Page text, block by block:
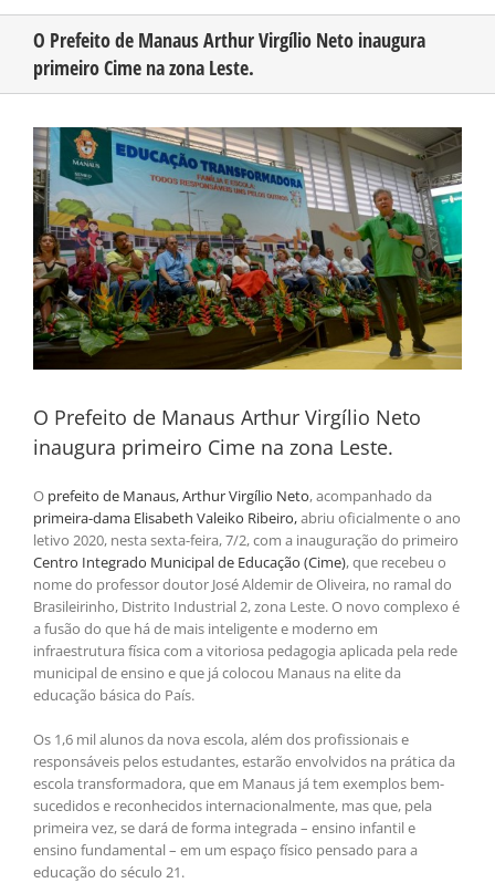
CONHEÇA O AMAZONAS
PUBLICIDADE
CONTATO
O Prefeito de Manaus Arthur Virgílio Neto inaugura
primeiro Cime na zona Leste.
View
Larger
Image
O Prefeito de Manaus Arthur Virgílio Neto
inaugura primeiro Cime na zona Leste.
O prefeito de Manaus, Arthur Virgílio Neto, acompanhado da
primeira-dama Elisabeth Valeiko Ribeiro,abriu oficialmente o ano
letivo 2020, nesta sexta-feira, 7/2, com a inauguração do primeiro
Centro Integrado Municipal de Educação (Cime), que recebeu o
nome do professor doutor José Aldemir de Oliveira, no ramal do
Brasileirinho, Distrito Industrial 2, zona Leste. O novo complexo é
a fusão do que há de mais inteligente e moderno em
infraestrutura física com a vitoriosa pedagogia aplicada pela rede
municipal de ensino e que já colocou Manaus na elite da
educação básica do País.
Os 1,6 mil alunos da nova escola, além dos profissionais e
responsáveis pelos estudantes, estarão envolvidos na prática da
escola transformadora, que em Manaus já tem exemplos bem-
sucedidos e reconhecidos internacionalmente, mas que, pela
primeira vez, se dará de forma integrada – ensino infantil e
ensino fundamental – em um espaço físico pensado para a
educação do século 21.